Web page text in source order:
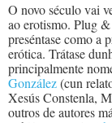
O novo século vai
ao erotismo. Plug
preséntase como a
erótica. Trátase
principalmente
González(cun
Xesús Constenla,
outros de autores